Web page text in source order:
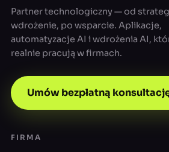
Partner technologiczny — od
wdrożenie, po wsparcie. Aplikacje,
automatyzacje AI i wdrożenia AI,
realnie pracują w firmach.
Umów bezpłatną
FIRMA